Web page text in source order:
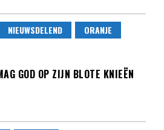
NIEUWSDELEND
ORANJE
GOD OP ZIJN BLOTE KNIEËN